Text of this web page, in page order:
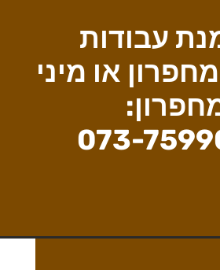
עבודות
או מיני
073-